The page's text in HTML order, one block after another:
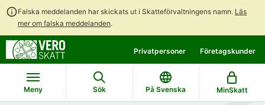
Falska meddelanden har skickats ut i Skatteförvaltningens namn. Läs
mer om falska meddelanden.
direkt
till
innehållet
till
hela
webbplatsens
sökning
Privatpersoner Företagskunder
Meny Sök På Svenska MinSkatt